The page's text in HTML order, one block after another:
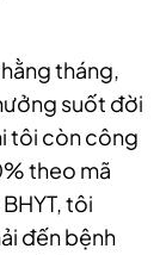
tháng,
suốt đời
tôi còn công
theo mã
tôi
đến bệnh